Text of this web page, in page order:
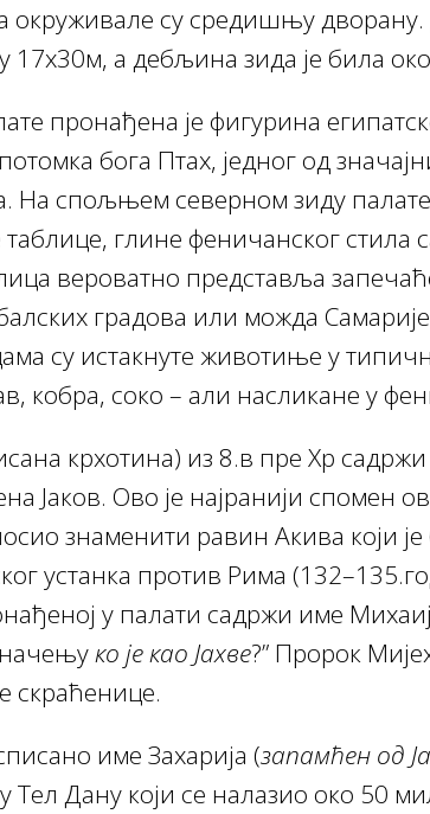
окруживале су средишњу дворану.
17х30м, а дебљина зида је била
пронађена је фигурина
бога Птах, једног од
На спољњем северном зиду
глине феничанског стила
вероватно представља
градова или можда
су истакнуте животиње у
кобра, соко – али насликане у
крхотина) из 8.в пре Хр
Јаков. Ово је најранији спомен
знаменити равин Акива који
устанка против Рима
у палати садржи име
ко је као Јахве?” Пророк
скраћенице.
име Захарија (запамћен од
Тел Дану који се налазио око 50